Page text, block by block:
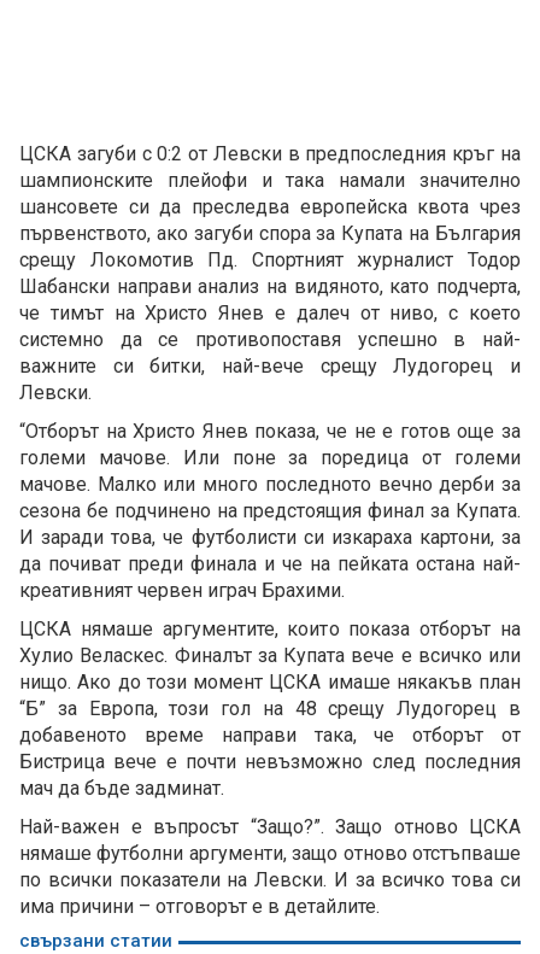
ЦСКА загуби с 0:2 от Левски в предпоследния кръг на
шампионските плейофи и така намали значително
шансовете си да преследва европейска квота чрез
първенството, ако загуби спора за Купата на България
срещу Локомотив Пд. Спортният журналист Тодор
Шабански направи анализ на видяното, като подчерта,
че тимът на Христо Янев е далеч от ниво, с което
системно да се противопоставя успешно в най-
важните си битки, най-вече срещу Лудогорец и
Левски.
“Отборът на Христо Янев показа, че не е готов още за
големи мачове. Или поне за поредица от големи
мачове. Малко или много последното вечно дерби за
сезона бе подчинено на предстоящия финал за Купата.
И заради това, че футболисти си изкараха картони, за
да почиват преди финала и че на пейката остана най-
креативният червен играч Брахими.
ЦСКА нямаше аргументите, които показа отборът на
Хулио Веласкес. Финалът за Купата вече е всичко или
нищо. Ако до този момент ЦСКА имаше някакъв план
“Б” за Европа, този гол на 48 срещу Лудогорец в
добавеното време направи така, че отборът от
Бистрица вече е почти невъзможно след последния
мач да бъде задминат.
Най-важен е въпросът “Защо?”. Защо отново ЦСКА
нямаше футболни аргументи, защо отново отстъпваше
по всички показатели на Левски. И за всичко това си
има причини – отговорът е в детайлите.
свързани статии